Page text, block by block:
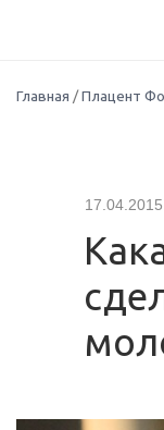
Главная /Плацент
17.04.2015